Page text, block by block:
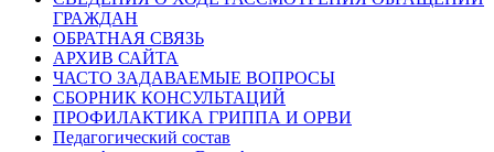
ГРАЖДАН
ОБРАТНАЯ СВЯЗЬ
АРХИВ САЙТА
ЧАСТО ЗАДАВАЕМЫЕ ВОПРОСЫ
СБОРНИК КОНСУЛЬТАЦИЙ
ПРОФИЛАКТИКА ГРИППА И ОРВИ
Педагогический состав